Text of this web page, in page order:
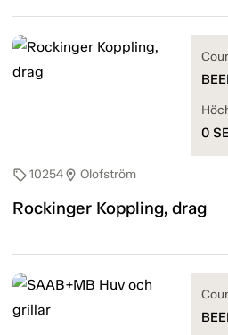
sell10254location_on Olofström
Rockinger Koppling, drag
0